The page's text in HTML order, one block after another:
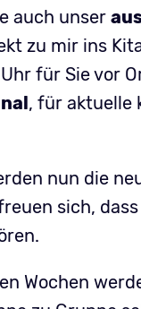
auch unser
zu mir ins
für Sie vor
, für aktuelle
nun die
sich,
Wochen